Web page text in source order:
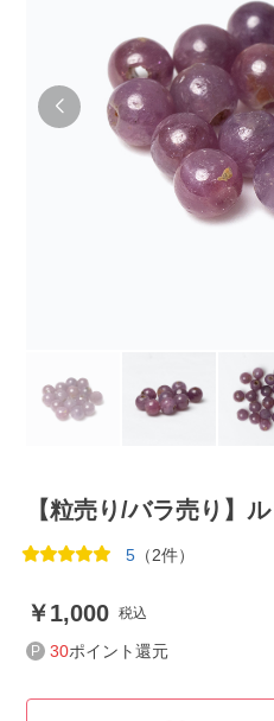
【粒売り/バラ売り】
5 （2件）
1,000 税込
30ポイント還元